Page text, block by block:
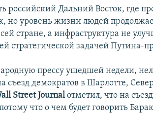
российский Дальний Восток, где
но уровень жизни людей
стране, а инфраструктура не
стратегической задачей Путина-
прессу ушедшей недели,
съезд демократов в Шарлотте,
Street Journalотметил, что на
что о чем будет говорить